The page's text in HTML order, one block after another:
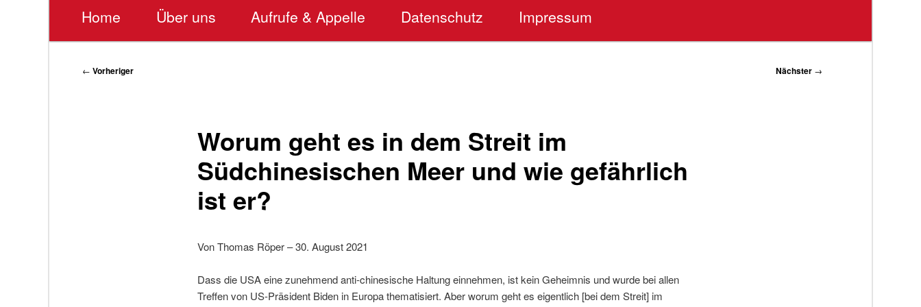
Home Über uns Aufrufe & Appelle Datenschutz Impressum
Beitragsnavigation
← Vorheriger Nächster →
Worum geht es in dem Streit im
Südchinesischen Meer und wie gefährlich
ist er?
Von Thomas Röper – 30. August 2021
Dass die USA eine zunehmend anti-chinesische Haltung einnehmen, ist kein Geheimnis und wurde bei allen
Treffen von US-Präsident Biden in Europa thematisiert. Aber worum geht es eigentlich [bei dem Streit] im